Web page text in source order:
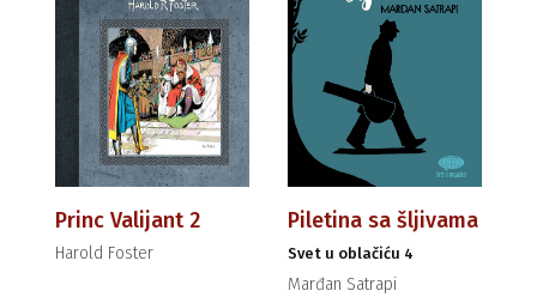
Princ Valijant 2
Harold Foster
Piletina sa šljivama
Svet u oblačiću 4
Marđan Satrapi